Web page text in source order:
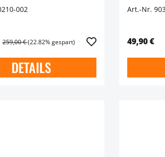
002
259,00 €(22.82% gespart)
DETAILS
Art.-Nr.
49,90 €